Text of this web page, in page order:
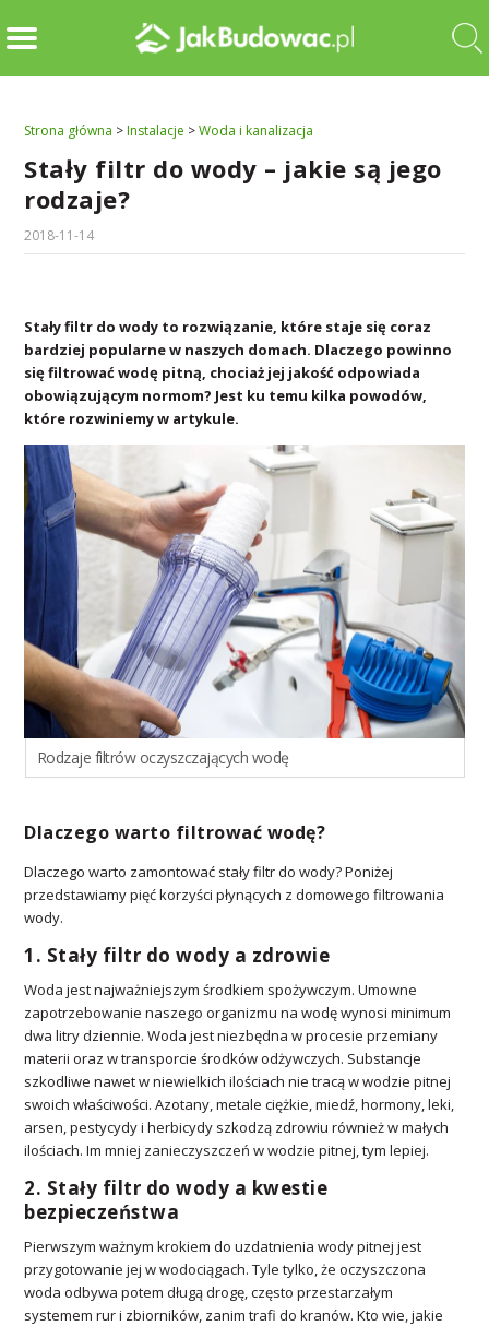
Strona główna >Instalacje >Woda i kanalizacja
Stały filtr do wody – jakie są jego
rodzaje?
2018-11-14
Stały filtr do wody to rozwiązanie, które staje się coraz
bardziej popularne w naszych domach. Dlaczego powinno
się filtrować wodę pitną, chociaż jej jakość odpowiada
obowiązującym normom? Jest ku temu kilka powodów,
które rozwiniemy w artykule.
Rodzaje filtrów oczyszczających wodę
Dlaczego warto filtrować wodę?
Dlaczego warto zamontować stały filtr do wody? Poniżej
przedstawiamy pięć korzyści płynących z domowego filtrowania
wody.
1. Stały filtr do wody a zdrowie
Woda jest najważniejszym środkiem spożywczym. Umowne
zapotrzebowanie naszego organizmu na wodę wynosi minimum
dwa litry dziennie. Woda jest niezbędna w procesie przemiany
materii oraz w transporcie środków odżywczych. Substancje
szkodliwe nawet w niewielkich ilościach nie tracą w wodzie pitnej
swoich właściwości. Azotany, metale ciężkie, miedź, hormony, leki,
arsen, pestycydy i herbicydy szkodzą zdrowiu również w małych
ilościach. Im mniej zanieczyszczeń w wodzie pitnej, tym lepiej.
2. Stały filtr do wody a kwestie
bezpieczeństwa
Pierwszym ważnym krokiem do uzdatnienia wody pitnej jest
przygotowanie jej w wodociągach. Tyle tylko, że oczyszczona
woda odbywa potem długą drogę, często przestarzałym
systemem rur i zbiorników, zanim trafi do kranów. Kto wie, jakie